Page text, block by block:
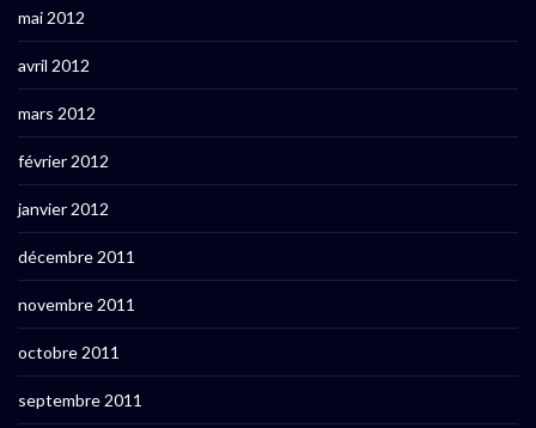
mai 2012
avril 2012
mars 2012
février 2012
janvier 2012
décembre 2011
novembre 2011
octobre 2011
septembre 2011